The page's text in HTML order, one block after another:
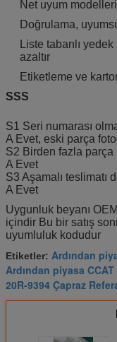
Net uyum
Doğrulama,
Liste tabanlı
azaltır
Etiketleme ve
SSS
S1 Seri numarası
A Evet, eski parça
S2 Birden fazla parça
A Evet
S3 Aşamalı teslimatı
A Evet
Uygunluk beyanı
içindir Bu bir satış
uyumluluk kodudur
Etiketler: Ardından
Ardından piyasa
20R-9394 Çapraz